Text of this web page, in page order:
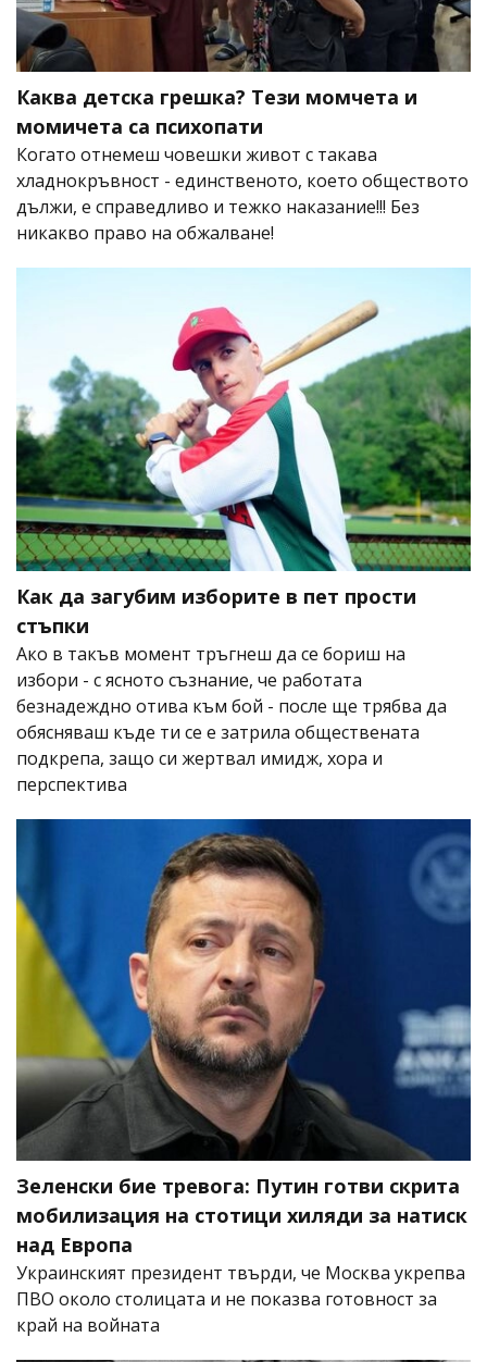
Каква детска грешка? Тези момчета и
момичета са психопати
Когато отнемеш човешки живот с такава
хладнокръвност - единственото, което обществото
дължи, е справедливо и тежко наказание!!! Без
никакво право на обжалване!
Как да загубим изборите в пет прости
стъпки
Ако в такъв момент тръгнеш да се бориш на
избори - с ясното съзнание, че работата
безнадеждно отива към бой - после ще трябва да
обясняваш къде ти се е затрила обществената
подкрепа, защо си жертвал имидж, хора и
перспектива
Зеленски бие тревога: Путин готви скрита
мобилизация на стотици хиляди за натиск
над Европа
Украинският президент твърди, че Москва укрепва
ПВО около столицата и не показва готовност за
край на войната